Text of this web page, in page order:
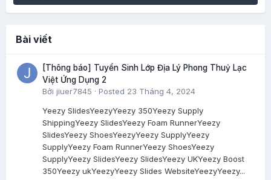
Bài viết
[Thông báo] Tuyển Sinh Lớp Địa Lý Phong Thuỷ Lạc
Việt Ứng Dụng 2
Bởi jiuer7845 · Posted 23 Tháng 4, 2024
Yeezy SlidesYeezyYeezy 350Yeezy Supply
ShippingYeezy SlidesYeezy Foam RunnerYeezy
SlidesYeezy ShoesYeezyYeezy SupplyYeezy
SupplyYeezy Foam RunnerYeezy ShoesYeezy
SupplyYeezy SlidesYeezy SlidesYeezy UKYeezy Boost
350Yeezy ukYeezyYeezy Slides WebsiteYeezyYeezy...